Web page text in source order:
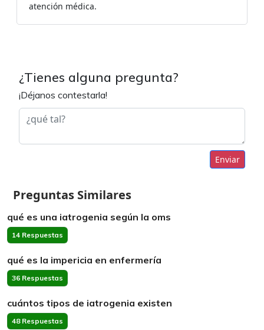
atención médica.
¿Tienes alguna pregunta?
¡Déjanos contestarla!
Enviar
Preguntas Similares
qué es una iatrogenia según la oms
14 Respuestas
qué es la impericia en enfermería
36 Respuestas
cuántos tipos de iatrogenia existen
48 Respuestas